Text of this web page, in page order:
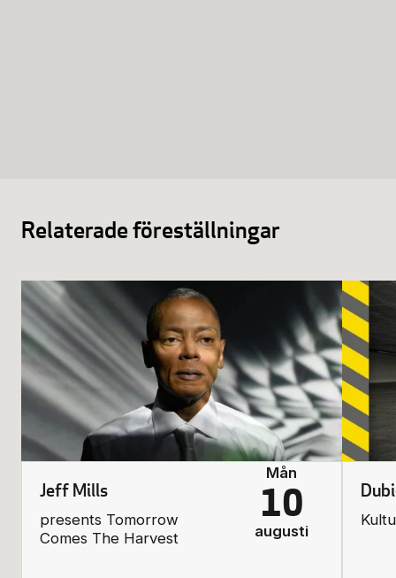
Relaterade föreställningar
Jeff Mills
presents Tomorrow
Comes The Harvest
Mån
10
augusti